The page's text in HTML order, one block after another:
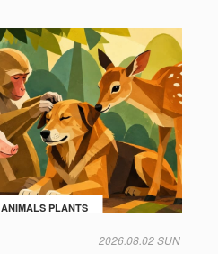
ANIMALS PLANTS
2026.08.02 SUN